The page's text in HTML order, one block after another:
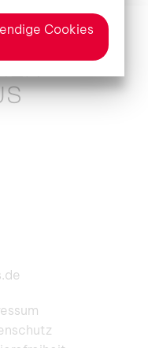
Cookies